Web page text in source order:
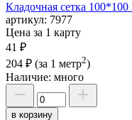
Кладочная сетка
артикул: 7977
Цена за 1 карту
41 ₽
204 ₽ (за 1 метр2)
Наличие: много
в корзину